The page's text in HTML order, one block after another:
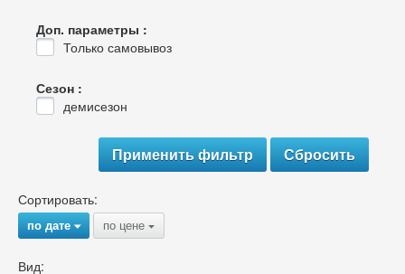
Доп. параметры :
Только самовывоз
Сезон :
демисезон
Сортировать:
по дате{ по цене {
Вид: